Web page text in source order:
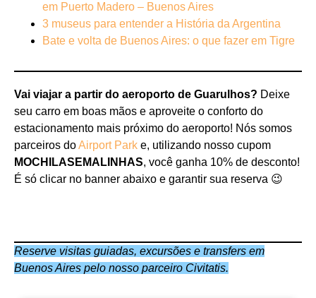
em Puerto Madero – Buenos Aires
3 museus para entender a História da Argentina
Bate e volta de Buenos Aires: o que fazer em Tigre
Vai viajar a partir do aeroporto de Guarulhos? Deixe
seu carro em boas mãos e aproveite o conforto do
estacionamento mais próximo do aeroporto! Nós somos
parceiros doAirport Park e, utilizando nosso cupom
MOCHILASEMALINHAS, você ganha 10% de desconto!
É só clicar no banner abaixo e garantir sua reserva 😉
Reserve visitas guiadas, excursões e transfers em
Buenos Aires pelo nosso parceiro Civitatis.